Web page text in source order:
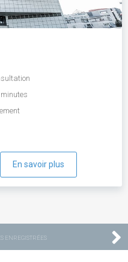
En savoir plus
ENREGISTRÉES